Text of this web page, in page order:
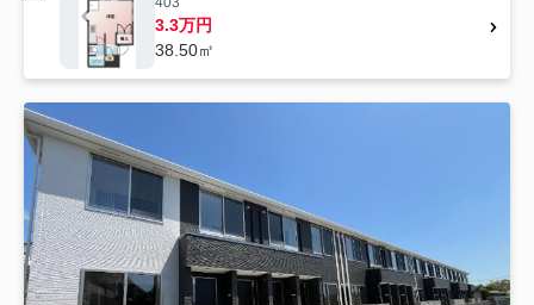
3.3万円
38.50㎡